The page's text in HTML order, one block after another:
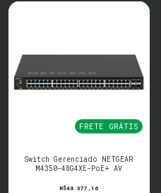
FRETE GRÁTIS
Switch Gerenciado NETGEAR
M4350-48G4XE-PoE+ AV
R$48.377,16